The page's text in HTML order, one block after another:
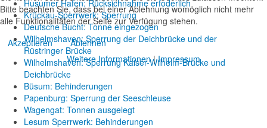
Husumer Hafen: Rücksichnahme erfoderlich
Krückau-Sperrwerk: Sperrung
Deutsche Bucht: Tonne eingezogen
Wilhelmshaven: Sperrung der Deichbrücke und der
Rüstringer Brücke
Wilhelmshaven: Sperrung Kaiser-Wilhelm-Brücke und
Deichbrücke
Büsum: Behinderungen
Papenburg: Sperrung der Seeschleuse
Wagengat: Tonnen ausgelegt
Lesum Sperrwerk: Behinderungen
Bitte beachten Sie, dass bei einer Ablehnung womöglich nicht mehr
alle Funktionalitäten der Seite zur Verfügung stehen.
Akzeptieren
Ablehnen
Weitere Informationen|Impressum